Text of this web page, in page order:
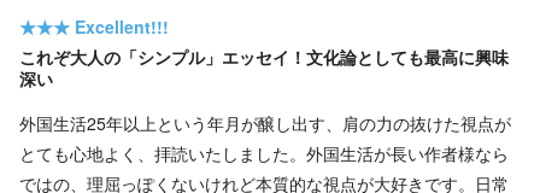
★★★ Excellent!!!
これぞ大人の「シンプル」エッセイ！文化論としても最高に興味
深い
外国生活25年以上という年月が醸し出す、肩の力の抜けた視点が
とても心地よく、拝読いたしました。外国生活が長い作者様なら
ではの、理屈っぽくないけれど本質的な視点が大好きです。日常